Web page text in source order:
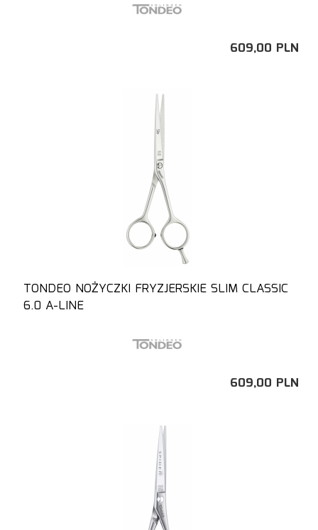
609,00 PLN
TONDEO NOŻYCZKI FRYZJERSKIE SLIM CLASSIC
6.0 A-LINE
609,00 PLN